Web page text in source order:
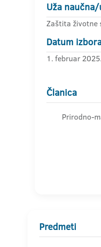
Uža
Zaštita životne
Datum
1. februar 2025.
Članica
Prirodno-
Predmeti